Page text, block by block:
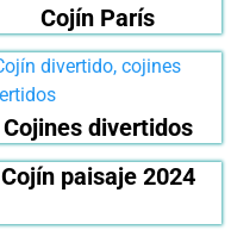
Cojín París
Cojines divertidos
Cojín paisaje 2024